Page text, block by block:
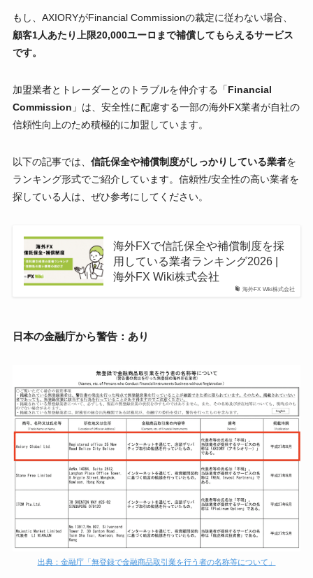
もし、AXIORYがFinancial Commissionの裁定に従わない場合、
顧客1人あたり上限20,000ユーロまで補償してもらえるサービス
です。
加盟業者とトレーダーとのトラブルを仲介する「Financial
Commission 」は、安全性に配慮する一部の海外FX業者が自社の
信頼性向上のため積極的に加盟しています。
以下の記事では、 信託保全や補償制度がしっかりしている業者を
ランキング形式でご紹介しています。信頼性/安全性の高い業者を
探している人は、ぜひ参考にしてください。
海外FX Wiki株式会社
海外FXで信託保全や補償制度を採
用している業者ランキング2026 |
海外FX Wiki株式会社
日本の金融庁から警告：あり
出典：金融庁「無登録で金融商品取引業を行う者の名称等について」